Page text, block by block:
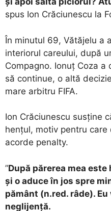
spus Ion Crăciunescu la
În minutul 69, Vătăjelu a
interiorul careului, după
Compagno. Ionuț Coza
să continue, o altă
mare arbitru FIFA.
Ion Crăciunescu susține
hențul, motiv pentru
acorde penalty.
”După părerea mea
și o aduce în jos spre
pământ (n.red. râde). Eu
neglijență.